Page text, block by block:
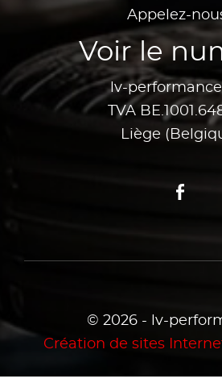
Appelez-
Voir le
lv-
TVA
Liège
© 2026 - lv-
Création de sites